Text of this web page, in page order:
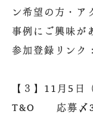
ン希望の方・ア
事例にご興味が
参加登録リンク：
【３】11月5日
T&O 応募〆